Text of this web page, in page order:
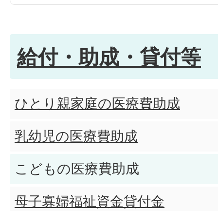
給付・助成・貸付等
ひとり親家庭の医療費助成
乳幼児の医療費助成
こどもの医療費助成
母子寡婦福祉資金貸付金